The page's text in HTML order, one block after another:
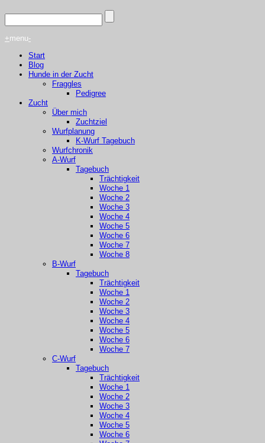
+menu-
Start
Blog
Hunde in der Zucht
Fraggles
Pedigree
Zucht
Über mich
Zuchtziel
Wurfplanung
K-Wurf Tagebuch
Wurfchronik
A-Wurf
Tagebuch
Trächtigkeit
Woche 1
Woche 2
Woche 3
Woche 4
Woche 5
Woche 6
Woche 7
Woche 8
B-Wurf
Tagebuch
Trächtigkeit
Woche 1
Woche 2
Woche 3
Woche 4
Woche 5
Woche 6
Woche 7
C-Wurf
Tagebuch
Trächtigkeit
Woche 1
Woche 2
Woche 3
Woche 4
Woche 5
Woche 6